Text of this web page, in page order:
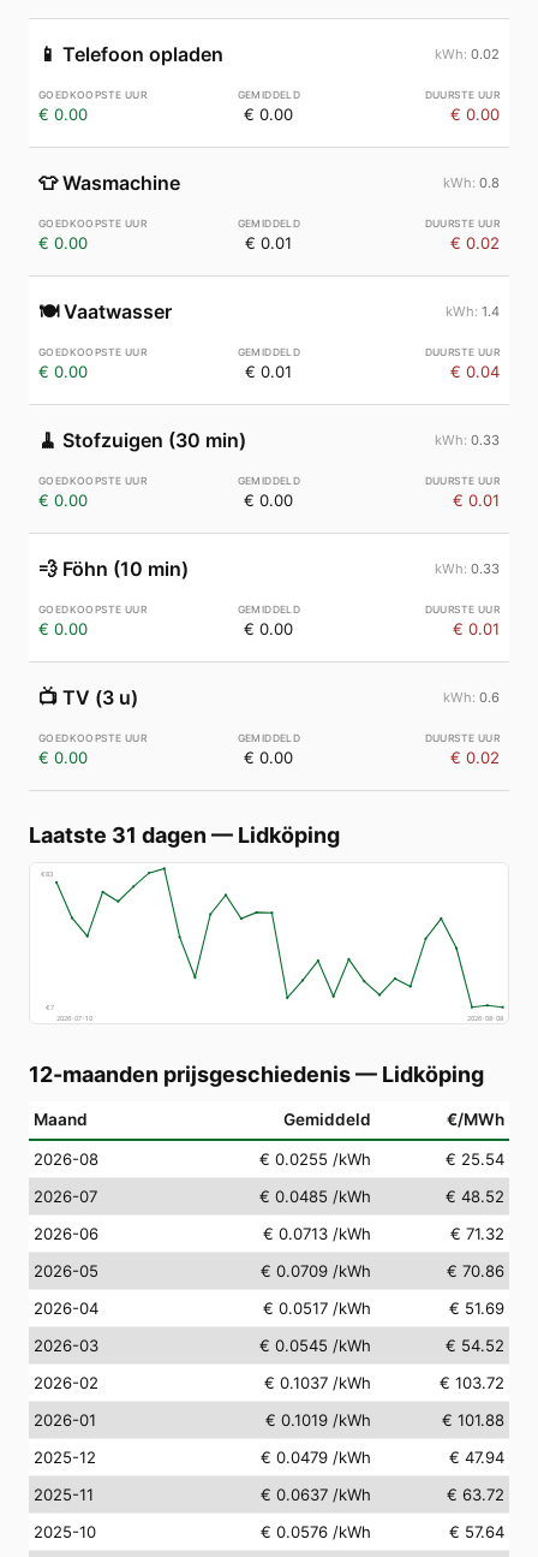
📱 Telefoon opladen 0.02
€ 0.00 € 0.00 € 0.00
👕 Wasmachine 0.8
€ 0.00 € 0.01 € 0.02
🍽️ Vaatwasser 1.4
€ 0.00 € 0.01 € 0.04
🧹 Stofzuigen (30 min) 0.33
€ 0.00 € 0.00 € 0.01
💨 Föhn (10 min) 0.33
€ 0.00 € 0.00 € 0.01
📺 TV (3 u) 0.6
€ 0.00 € 0.00 € 0.02
Laatste 31 dagen — Lidköping
€83
€7
2026-07-10
2026-08-08
12-maanden prijsgeschiedenis— Lidköping
Maand Gemiddeld €/MWh
2026-08 € 0.0255 /kWh
€ 25.54
2026-07
€ 0.0485 /kWh
€ 48.52
2026-06
€ 0.0713 /kWh
€ 71.32
2026-05
€ 0.0709 /kWh
€ 70.86
2026-04
€ 0.0517 /kWh
€ 51.69
2026-03
€ 0.0545 /kWh
€ 54.52
2026-02
€ 0.1037 /kWh
€ 103.72
2026-01
€ 0.1019 /kWh
€ 101.88
2025-12
€ 0.0479 /kWh
€ 47.94
2025-11
€ 0.0637 /kWh
€ 63.72
2025-10
€ 0.0576 /kWh
€ 57.64